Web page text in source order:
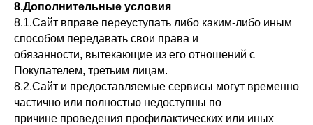
8.Дополнительные условия
8.1.Сайт вправе переуступать либо каким-либо иным
способом передавать свои права и
обязанности, вытекающие из его отношений с
Покупателем, третьим лицам.
8.2.Сайт и предоставляемые сервисы могут временно
частично или полностью недоступны по
причине проведения профилактических или иных